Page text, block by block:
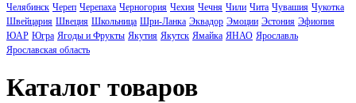
Челябинск Череп Черепаха Черногория Чехия Чечня Чили Чита Чувашия Чукотка
Швейцария Швеция Школьница Шри-Ланка Эквадор Эмоции Эстония Эфиопия
ЮАР Югра Ягоды и Фрукты Якутия Якутск Ямайка ЯНАО Ярославль
Ярославская область
Каталог товаров